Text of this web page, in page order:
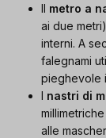
Il metro a
ai due
interni. A
falegnami
pieghevole
I nastri di
alle